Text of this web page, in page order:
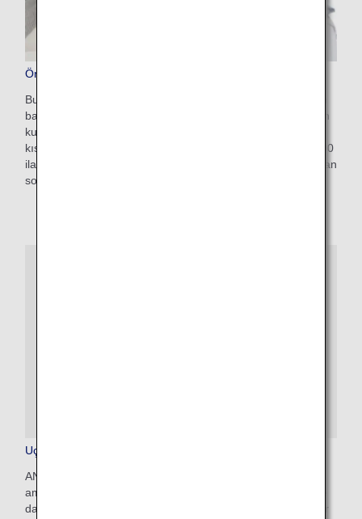
Ön Ödemeli Ekstra Bagaj
Bu, ANA web sitesinde ücretsiz alınan bagaj boyutunu aşan
bagajlar için önceden ek ücretler ödemenize olanak tanıyan
kullanışlı bir hizmettir. Hizmetin maliyeti, ağırlık
kısıtlamalarına ve seyahat varış noktalarına bağlı olarak 100
ila 200 ABD dolarıdır. Uçuşunuz için rezervasyon yaptırdıktan
sonra online başvuru yapın.
Uçak İçi Tıbbi Destek
ANA, müşterilerimizin içinin rahat olmasını sağlamak
amacıyla, tüm dünyadaki tıp uzmanlarına 24 saat erişim de
dahil olmak üzere tıbbi yardıma ihtiyacı olan yolcular için bir